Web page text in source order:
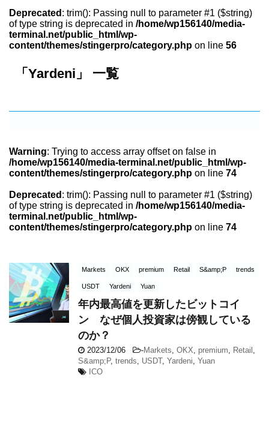
Deprecated : trim(): Passing null to parameter #1 ($string)
of type string is deprecated in /home/wp156140/media-
terminal.net/public_html/wp-
content/themes/stingerpro/category.php on line 56
「Yardeni」 一覧
Warning: Trying to access array offset on false in
/home/wp156140/media-terminal.net/public_html/wp-
content/themes/stingerpro/category.php on line 74
Deprecated : trim(): Passing null to parameter #1 ($string)
of type string is deprecated in /home/wp156140/media-
terminal.net/public_html/wp-
content/themes/stingerpro/category.php on line 74
Markets OKX premium Retail S&amp;P trends
USDT Yardeni Yuan
年内最高値を更新したビットコイ
ン なぜ個人投資家は傍観している
のか？
2023/12/06 -Markets OKX premium Retail
S&amp;P, trends USDT, Yardeni Yuan
ICO